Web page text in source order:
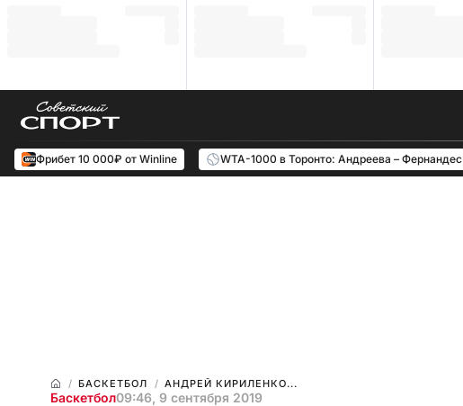
Фрибет 10 000₽ от Winline WTA-1000 в Торонто: Андреева – Фернандес
БАСКЕТБОЛ АНДРЕЙ КИРИЛЕНКО...
Баскетбол09:46, 9 сентября 2019